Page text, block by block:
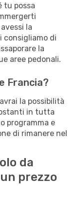
tu possa
la
consigliamo di
la
aree pedonali.
Francia?
la possibilità
in tutta
programma e
di rimanere nel
da
prezzo